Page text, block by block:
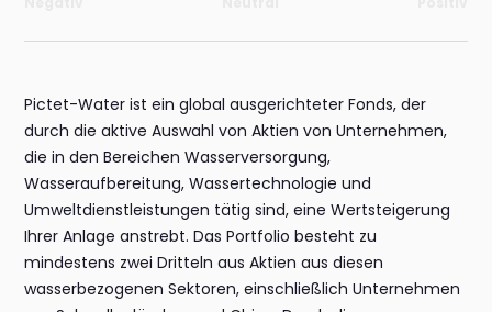
Pictet-Water ist ein global ausgerichteter Fonds, der
durch die aktive Auswahl von Aktien von Unternehmen,
die in den Bereichen Wasserversorgung,
Wasseraufbereitung, Wassertechnologie und
Umweltdienstleistungen tätig sind, eine Wertsteigerung
Ihrer Anlage anstrebt. Das Portfolio besteht zu
mindestens zwei Dritteln aus Aktien aus diesen
wasserbezogenen Sektoren, einschließlich Unternehmen